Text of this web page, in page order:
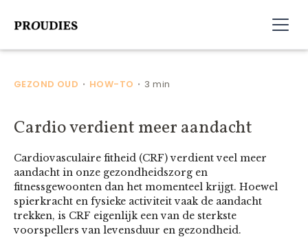
GEZOND OUD • HOW-TO • 3 min
Cardio verdient meer aandacht
Cardiovasculaire fitheid (CRF) verdient veel meer
aandacht in onze gezondheidszorg en
fitnessgewoonten dan het momenteel krijgt. Hoewel
spierkracht en fysieke activiteit vaak de aandacht
trekken, is CRF eigenlijk een van de sterkste
voorspellers van levensduur en gezondheid.